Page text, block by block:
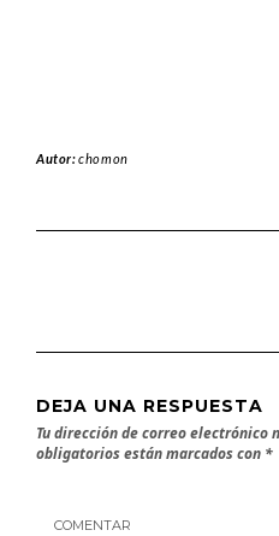
Autor:chomon
DEJA UNA RESPUESTA
Tu dirección de correo electrónico
obligatorios están marcados con *
COMENTAR